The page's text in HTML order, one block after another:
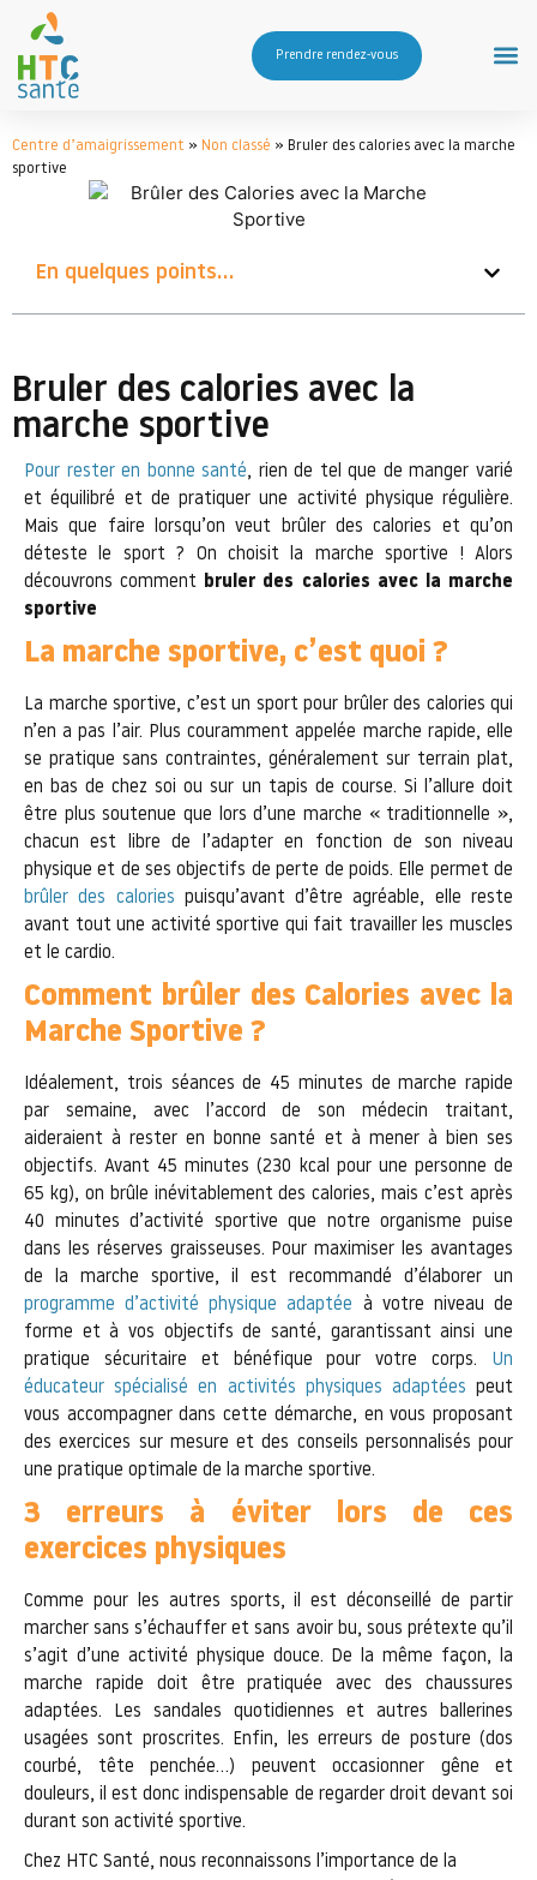
Prendre rendez-vous
Centre d’amaigrissement » Non classé » Bruler des calories avec la marche
sportive
En quelques points...
Bruler des calories avec la
marche sportive
Pour rester en bonne santé, rien de tel que de manger varié
et équilibré et de pratiquer une activité physique régulière.
Mais que faire lorsqu’on veut brûler des calories et qu’on
déteste le sport ? On choisit la marche sportive ! Alors
découvrons comment bruler des calories avec la marche
sportive
La marche sportive, c’est quoi ?
La marche sportive, c’est un sport pour brûler des calories qui
n’en a pas l’air. Plus couramment appelée marche rapide, elle
se pratique sans contraintes, généralement sur terrain plat,
en bas de chez soi ou sur un tapis de course. Si l’allure doit
être plus soutenue que lors d’une marche « traditionnelle »,
chacun est libre de l’adapter en fonction de son niveau
physique et de ses objectifs de perte de poids. Elle permet de
brûler des calories puisqu’avant d’être agréable, elle reste
avant tout une activité sportive qui fait travailler les muscles
et le cardio.
Comment brûler des Calories avec la
Marche Sportive ?
Idéalement, trois séances de 45 minutes de marche rapide
par semaine, avec l’accord de son médecin traitant,
aideraient à rester en bonne santé et à mener à bien ses
objectifs. Avant 45 minutes (230 kcal pour une personne de
65 kg), on brûle inévitablement des calories, mais c’est après
40 minutes d’activité sportive que notre organisme puise
dans les réserves graisseuses. Pour maximiser les avantages
de la marche sportive, il est recommandé d’élaborer un
programme d’activité physique adaptée à votre niveau de
forme et à vos objectifs de santé, garantissant ainsi une
pratique sécuritaire et bénéfique pour votre corps. Un
éducateur spécialisé en activités physiques adaptées peut
vous accompagner dans cette démarche, en vous proposant
des exercices sur mesure et des conseils personnalisés pour
une pratique optimale de la marche sportive.
3 erreurs à éviter lors de ces
exercices physiques
Comme pour les autres sports, il est déconseillé de partir
marcher sans s’échauffer et sans avoir bu, sous prétexte qu’il
s’agit d’une activité physique douce. De la même façon, la
marche rapide doit être pratiquée avec des chaussures
adaptées. Les sandales quotidiennes et autres ballerines
usagées sont proscrites. Enfin, les erreurs de posture (dos
courbé, tête penchée…) peuvent occasionner gêne et
douleurs, il est donc indispensable de regarder droit devant soi
durant son activité sportive.
Chez HTC Santé, nous reconnaissons l’importance de la